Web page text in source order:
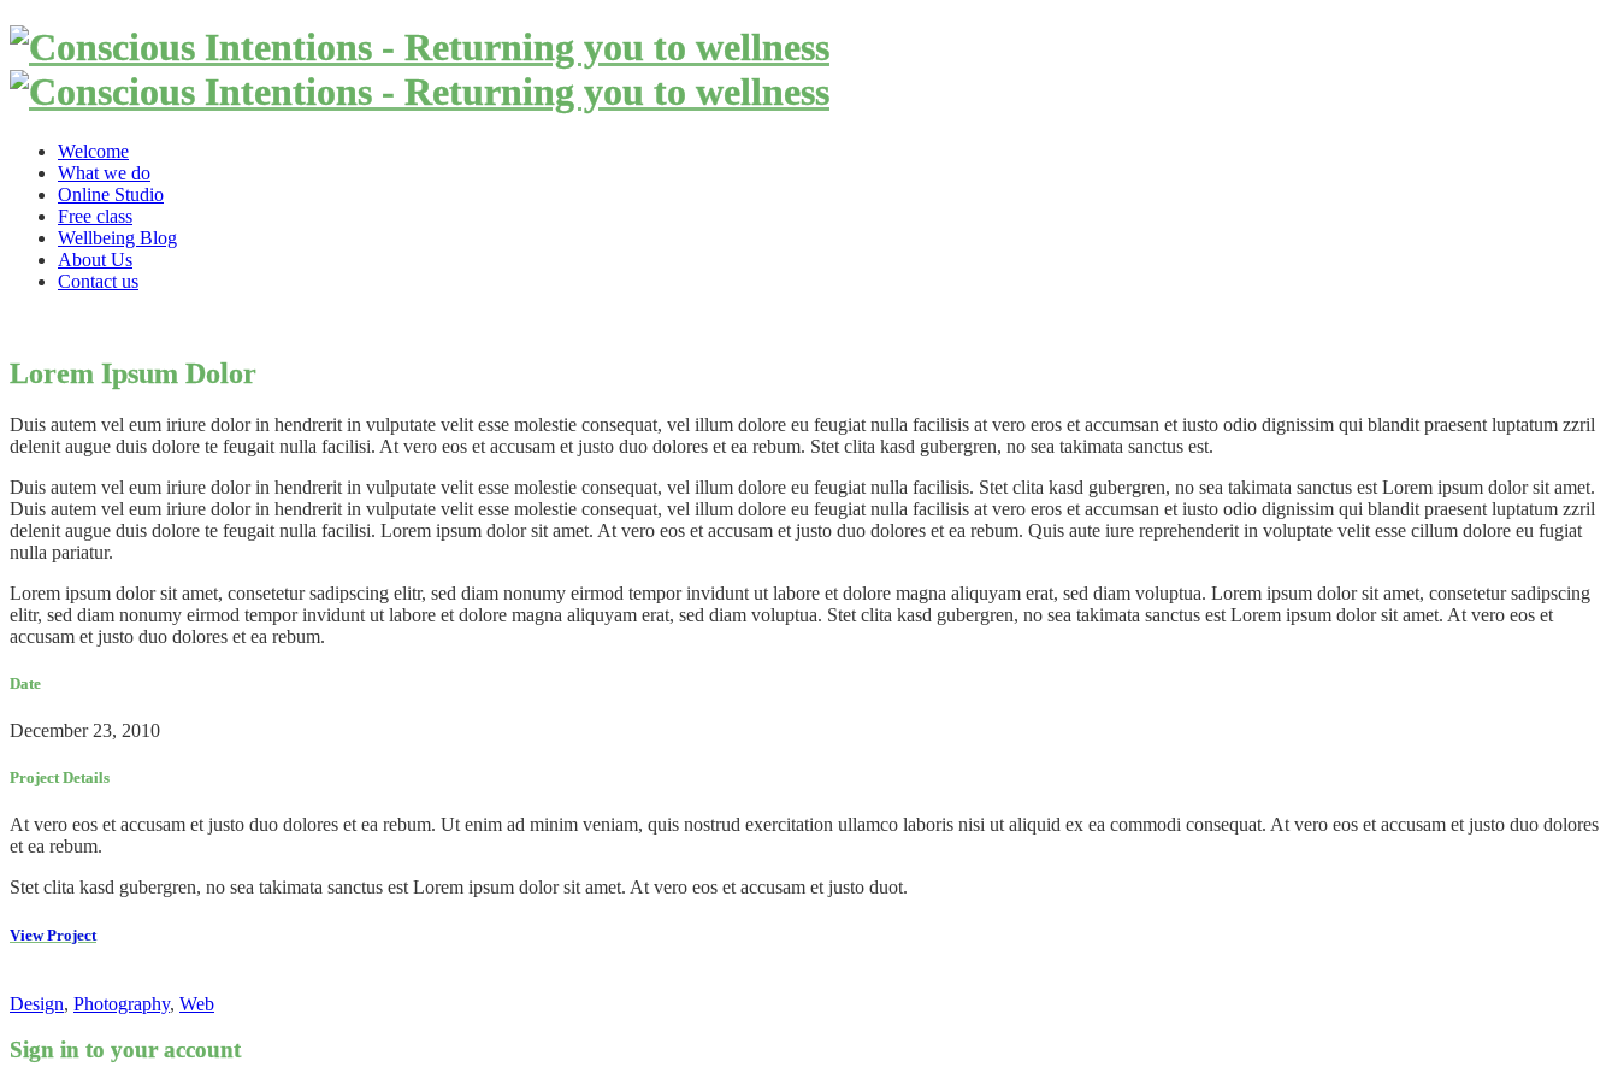
Welcome
What we do
Online Studio
Free class
Wellbeing Blog
About Us
Contact us
Lorem Ipsum Dolor
Duis autem vel eum iriure dolor in hendrerit in vulputate velit esse molestie consequat, vel illum dolore eu feugiat nulla facilisis at vero eros et accumsan et iusto odio dignissim qui blandit praesent luptatum zzril
delenit augue duis dolore te feugait nulla facilisi. At vero eos et accusam et justo duo dolores et ea rebum. Stet clita kasd gubergren, no sea takimata sanctus est.
Duis autem vel eum iriure dolor in hendrerit in vulputate velit esse molestie consequat, vel illum dolore eu feugiat nulla facilisis. Stet clita kasd gubergren, no sea takimata sanctus est Lorem ipsum dolor sit amet.
Duis autem vel eum iriure dolor in hendrerit in vulputate velit esse molestie consequat, vel illum dolore eu feugiat nulla facilisis at vero eros et accumsan et iusto odio dignissim qui blandit praesent luptatum zzril
delenit augue duis dolore te feugait nulla facilisi. Lorem ipsum dolor sit amet. At vero eos et accusam et justo duo dolores et ea rebum. Quis aute iure reprehenderit in voluptate velit esse cillum dolore eu fugiat
nulla pariatur.
Lorem ipsum dolor sit amet, consetetur sadipscing elitr, sed diam nonumy eirmod tempor invidunt ut labore et dolore magna aliquyam erat, sed diam voluptua. Lorem ipsum dolor sit amet, consetetur sadipscing
elitr, sed diam nonumy eirmod tempor invidunt ut labore et dolore magna aliquyam erat, sed diam voluptua. Stet clita kasd gubergren, no sea takimata sanctus est Lorem ipsum dolor sit amet. At vero eos et
accusam et justo duo dolores et ea rebum.
Date
December 23, 2010
Project Details
At vero eos et accusam et justo duo dolores et ea rebum. Ut enim ad minim veniam, quis nostrud exercitation ullamco laboris nisi ut aliquid ex ea commodi consequat. At vero eos et accusam et justo duo dolores
et ea rebum.
Stet clita kasd gubergren, no sea takimata sanctus est Lorem ipsum dolor sit amet. At vero eos et accusam et justo duot.
View Project
Design, Photography, Web
Sign in to your account